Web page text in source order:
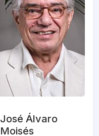
José Álvaro
Moisés